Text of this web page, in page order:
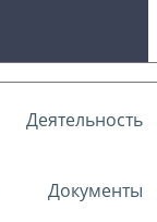
Деятельность
Документы